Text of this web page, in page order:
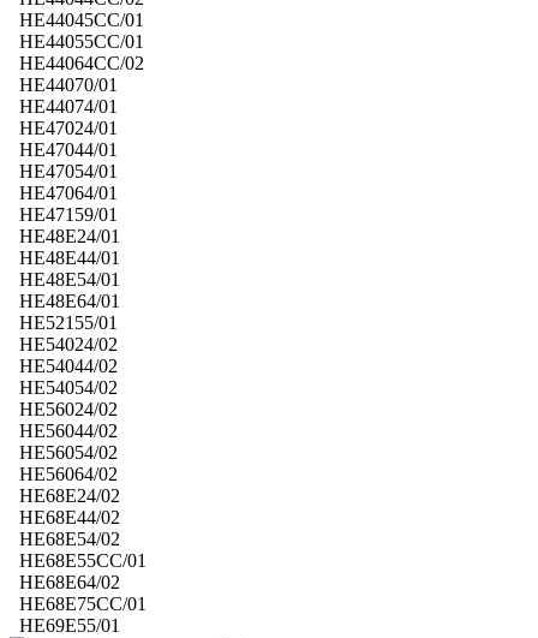
HE44045CC/01
HE44055CC/01
HE44064CC/02
HE44070/01
HE44074/01
HE47024/01
HE47044/01
HE47054/01
HE47064/01
HE47159/01
HE48E24/01
HE48E44/01
HE48E54/01
HE48E64/01
HE52155/01
HE54024/02
HE54044/02
HE54054/02
HE56024/02
HE56044/02
HE56054/02
HE56064/02
HE68E24/02
HE68E44/02
HE68E54/02
HE68E55CC/01
HE68E64/02
HE68E75CC/01
HE69E55/01